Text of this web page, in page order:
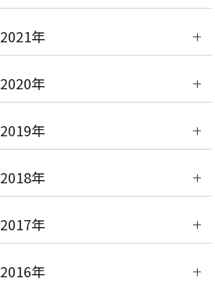
2021年
2020年
2019年
2018年
2017年
2016年